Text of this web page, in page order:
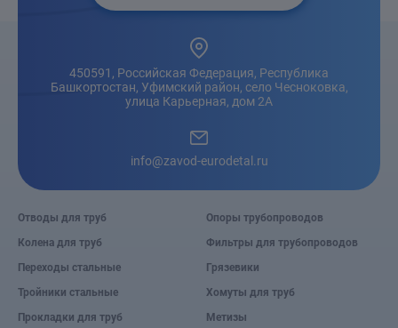
450591, Российская Федерация, Республика
Башкортостан, Уфимский район, село Чесноковка,
улица Карьерная, дом 2А
info@zavod-eurodetal.ru
Отводы для труб
Колена для труб
Переходы стальные
Тройники стальные
Прокладки для труб
Опоры трубопроводов
Фильтры для трубопроводов
Грязевики
Хомуты для труб
Метизы